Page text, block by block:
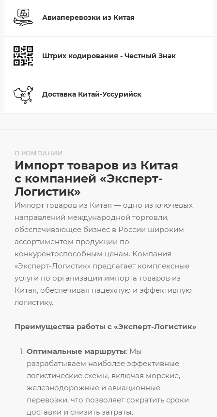
Авиаперевозки из Китая
Штрих кодирования - Честный Знак
Доставка Китай-Уссурийск
Импорт товаров из Китая — одно из ключевых
направлений международной торговли,
обеспечивающее бизнес в России широким
ассортиментом продукции по
конкурентоспособным ценам. Компания
«Эксперт-Логистик» предлагает комплексные
услуги по организации импорта товаров из
Китая, обеспечивая надежную и эффективную
логистику.
Преимущества работы с «Эксперт-Логистик»
Оптимальные маршруты: Мы
разрабатываем наиболее эффективные
логистические схемы, включая морские,
железнодорожные и авиационные
перевозки, что позволяет сократить сроки
доставки и снизить затраты.
О КОМПАНИИ
Импорт товаров из Китая
с компанией «Эксперт-
Логистик»